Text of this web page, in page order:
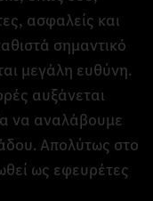
ασφαλείς και
σημαντικό
μεγάλη ευθύνη.
αυξάνεται
να αναλάβουμε
Απολύτως στο
ως εφευρέτες